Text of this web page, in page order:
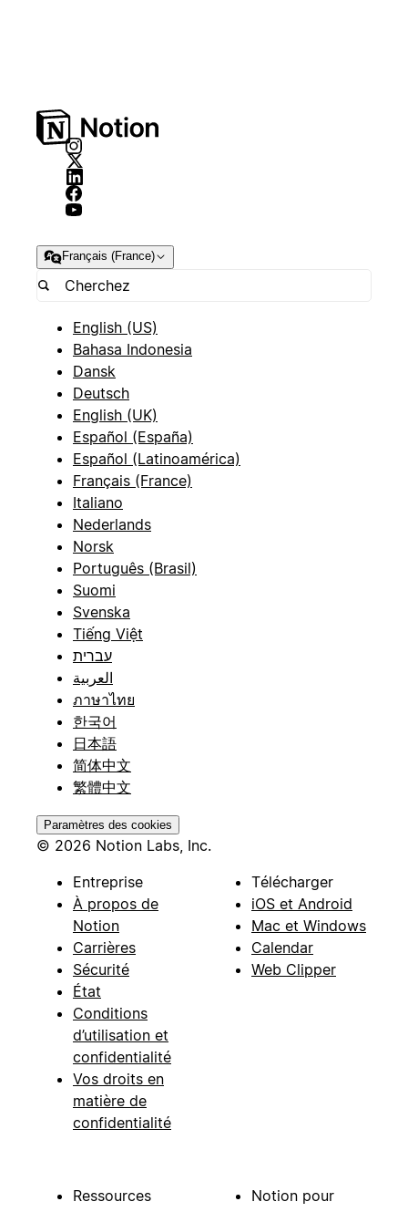
Français (France)
English (US)
Bahasa Indonesia
Dansk
Deutsch
English (UK)
Español (España)
Español (Latinoamérica)
Français (France)
Italiano
Nederlands
Norsk
Português (Brasil)
Suomi
Svenska
Tiếng Việt
עברית
العربية
ภาษาไทย
한국어
日本語
简体中文
繁體中文
Paramètres des cookies
© 2026 Notion Labs, Inc.
Entreprise
À propos de
Notion
Carrières
Sécurité
État
Conditions
d’utilisation et
confidentialité
Vos droits en
matière de
confidentialité
Télécharger
iOS et Android
Mac et Windows
Calendar
Web Clipper
Ressources
Notion pour